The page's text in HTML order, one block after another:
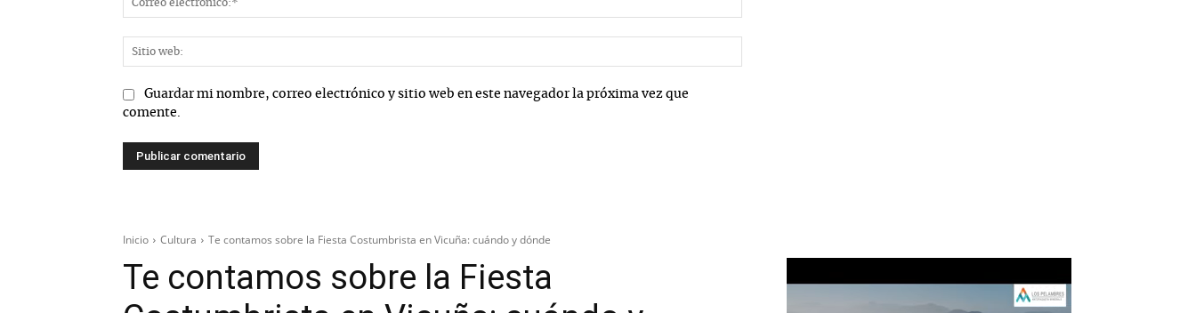
Guardar mi nombre, correo electrónico y sitio web en este navegador la próxima vez que
comente.